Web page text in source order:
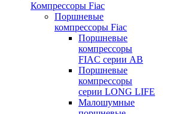
Компрессоры Fiac
Поршневые
компрессоры Fiac
Поршневые
компрессоры
FIAC серии AB
Поршневые
компрессоры
серии LONG LIFE
Малошумные